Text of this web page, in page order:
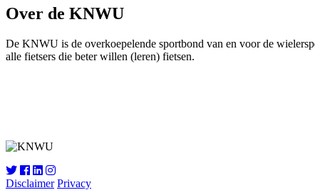
Over de KNWU
De KNWU is de overkoepelende sportbond van en voor de
alle fietsers die beter willen (leren) fietsen.
Disclaimer Privacy